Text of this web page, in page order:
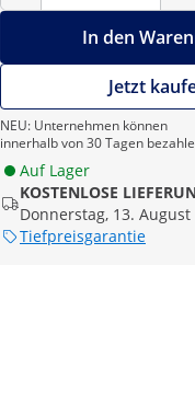
In den
Jetzt
NEU: Unternehmen können
innerhalb von 30 Tagen
Auf Lager
KOSTENLOSE
Donnerstag, 13. August
Tiefpreisgarantie